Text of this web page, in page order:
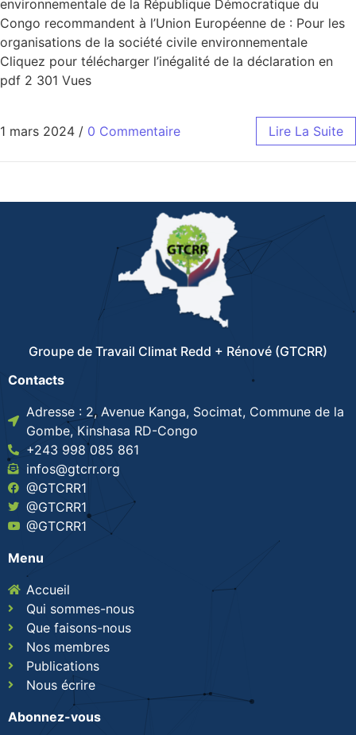
environnementale de la République Démocratique du
Congo recommandent à l’Union Européenne de : Pour les
organisations de la société civile environnementale
Cliquez pour télécharger l’inégalité de la déclaration en
pdf 2 301 Vues
1 mars 2024 / 0 Commentaire Lire La Suite
Groupe de Travail Climat Redd + Rénové (GTCRR)
Contacts
Adresse : 2, Avenue Kanga, Socimat, Commune de la
Gombe, Kinshasa RD-Congo
+243 998 085 861
infos@gtcrr.org
@GTCRR1
@GTCRR1
@GTCRR1
Menu
Accueil
Qui sommes-nous
Que faisons-nous
Nos membres
Publications
Nous écrire
Abonnez-vous